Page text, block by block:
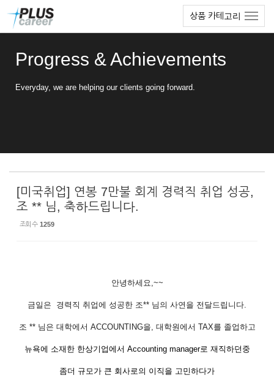
상품 카테고리
Progress & Achievements
Everyday, we are helping our clients going forward.
[미국취업] 연봉 7만불 회계 경력직 취업 성공,
조 ** 님, 축하드립니다.
조회 수 1259
안녕하세요,~~
금일은 경력직 취업에 성공한 조** 님의 사연을 전달드립니다.
조 ** 님은 대학에서 ACCOUNTING을, 대학원에서 TAX를 졸업하고
뉴욕에 소재한 한상기업에서 Accounting manager로 재직하던중
좀더 규모가 큰 회사로의 이직을 고민하다가